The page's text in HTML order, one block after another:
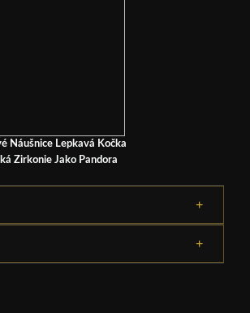
Náušnice Lepkavá Kočka
Zirkonie Jako Pandora